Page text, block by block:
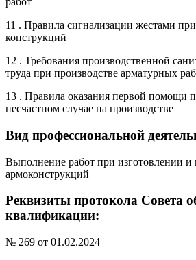
11 . Правила сигнализации жестами
конструкций
12 . Требования производственной
труда при производстве арматурных
13 . Правила оказания первой помощи
несчастном случае на производстве
Вид профессиональной
Выполнение работ при изготовлении и
армоконструкций
Реквизиты протокола Совета
квалификации:
№ 269 от 01.02.2024